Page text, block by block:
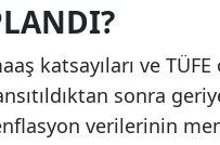
katsayıları ve TÜFE
sonra
verilerinin